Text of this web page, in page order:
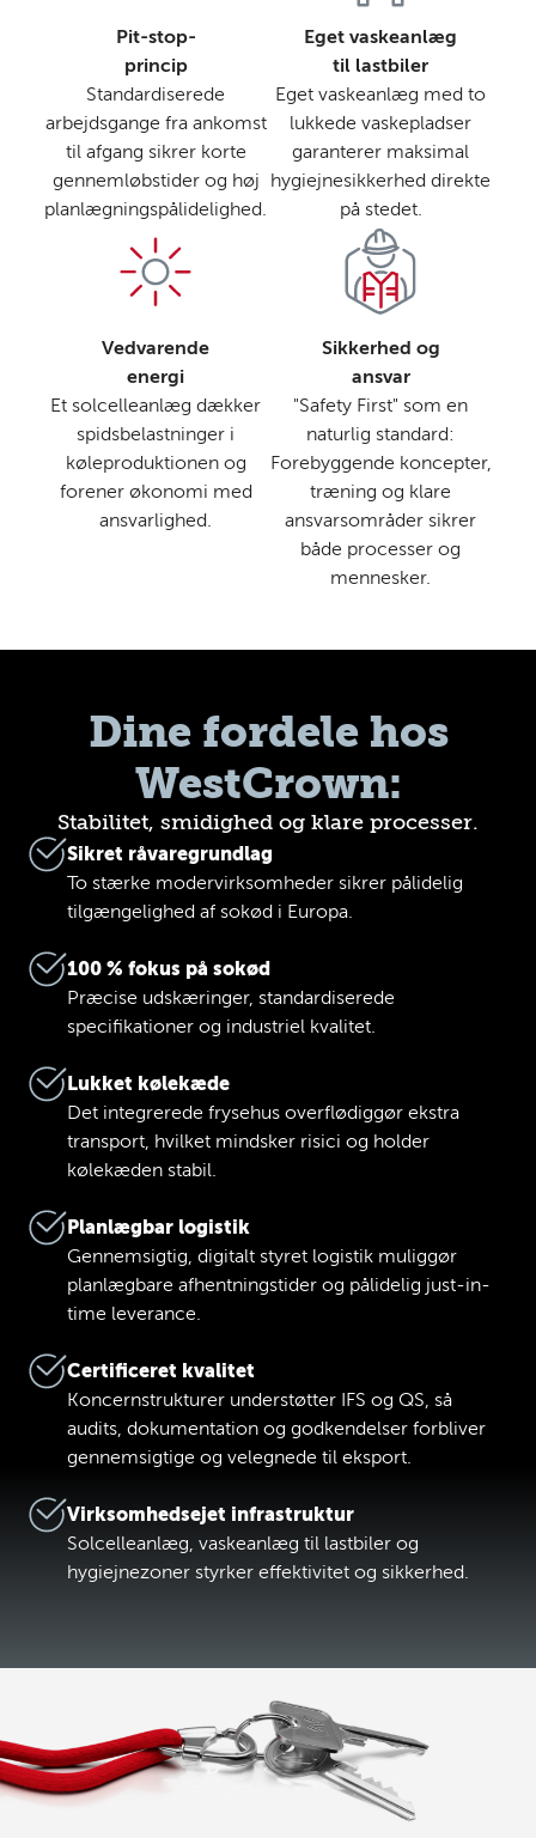
Pit-stop-
princip
Standardiserede
arbejdsgange fra ankomst
til afgang sikrer korte
gennemløbstider og høj
planlægningspålidelighed.
Eget vaskeanlæg
til lastbiler
Eget vaskeanlæg med to
lukkede vaskepladser
garanterer maksimal
hygiejnesikkerhed direkte
på stedet.
Vedvarende
energi
Et solcelleanlæg dækker
spidsbelastninger i
køleproduktionen og
forener økonomi med
ansvarlighed.
Sikkerhed og
ansvar
"Safety First" som en
naturlig standard:
Forebyggende koncepter,
træning og klare
ansvarsområder sikrer
både processer og
mennesker.
Dine fordele hos
WestCrown:
Stabilitet, smidighed og klare processer.
Sikret råvaregrundlag
To stærke modervirksomheder sikrer pålidelig
tilgængelighed af sokød i Europa.
100 % fokus på sokød
Præcise udskæringer, standardiserede
specifikationer og industriel kvalitet.
Lukket kølekæde
Det integrerede frysehus overflødiggør ekstra
transport, hvilket mindsker risici og holder
kølekæden stabil.
Planlægbar logistik
Gennemsigtig, digitalt styret logistik muliggør
planlægbare afhentningstider og pålidelig just-in-
time leverance.
Certificeret kvalitet
Koncernstrukturer understøtter IFS og QS, så
audits, dokumentation og godkendelser forbliver
gennemsigtige og velegnede til eksport.
Virksomhedsejet infrastruktur
Solcelleanlæg, vaskeanlæg til lastbiler og
hygiejnezoner styrker effektivitet og sikkerhed.